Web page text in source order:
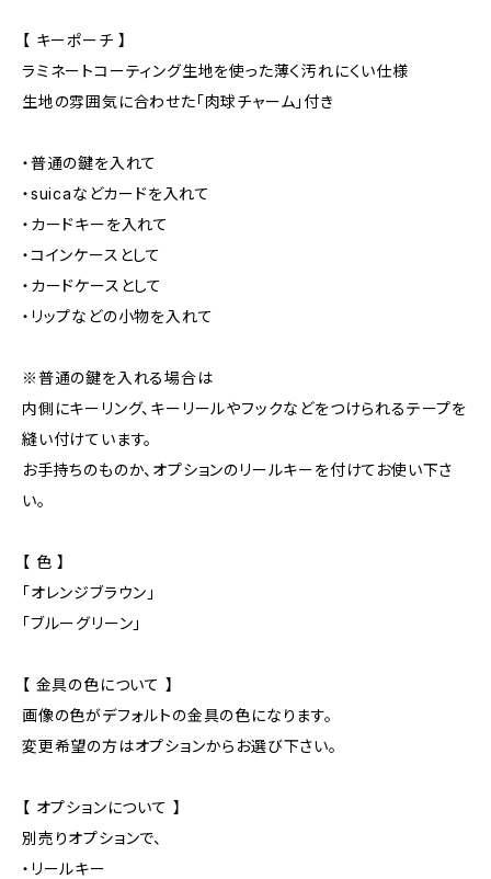
【 キーポーチ 】
ラミネートコーティング生地を使った薄く汚れにくい仕様
生地の雰囲気に合わせた「肉球チャーム」付き
・普通の鍵を入れて
・suicaなどカードを入れて
・カードキーを入れて
・コインケースとして
・カードケースとして
・リップなどの小物を入れて
※普通の鍵を入れる場合は
内側にキーリング、キーリールやフックなどをつけられるテープを
縫い付けています。
お手持ちのものか、オプションのリールキーを付けてお使い下さ
い。
【 色 】
「オレンジブラウン」
「ブルーグリーン」
【 金具の色について 】
画像の色がデフォルトの金具の色になります。
変更希望の方はオプションからお選び下さい。
【 オプションについて 】
別売りオプションで、
・リールキー